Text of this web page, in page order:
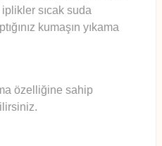
sıcak suda
kumaşın yıkama
özelliğine sahip